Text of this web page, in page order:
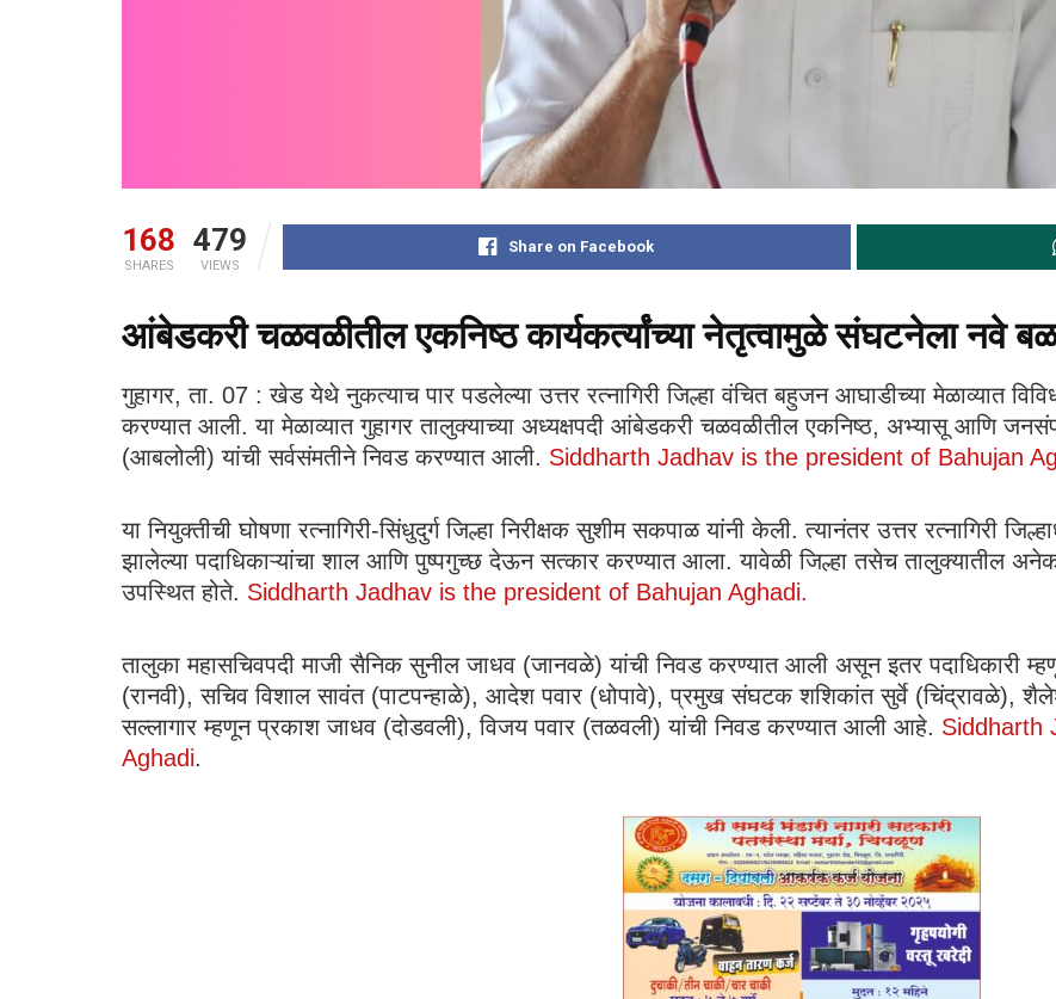
168
SHARES
479
VIEWS
Share on Facebook
आंबेडकरी चळवळीतील एकनिष्ठ कार्यकर्त्यांच्या नेतृत्वामुळे संघटनेला नवे बळ
गुहागर, ता. 07 : खेड येथे नुकत्याच पार पडलेल्या उत्तर रत्नागिरी जिल्हा वंचित बहुजन आघाडीच्या मेळाव्यात विविध
करण्यात आली. या मेळाव्यात गुहागर तालुक्याच्या अध्यक्षपदी आंबेडकरी चळवळीतील एकनिष्ठ, अभ्यासू आणि
(आबलोली) यांची सर्वसंमतीने निवड करण्यात आली. Siddharth Jadhav is the president of Bahujan
या नियुक्तीची घोषणा रत्नागिरी-सिंधुदुर्ग जिल्हा निरीक्षक सुशीम सकपाळ यांनी केली. त्यानंतर उत्तर रत्नागिरी
झालेल्या पदाधिकाऱ्यांचा शाल आणि पुष्पगुच्छ देऊन सत्कार करण्यात आला. यावेळी जिल्हा तसेच तालुक्यातील
उपस्थित होते. Siddharth Jadhav is the president of Bahujan Aghadi.
तालुका महासचिवपदी माजी सैनिक सुनील जाधव (जानवळे) यांची निवड करण्यात आली असून इतर पदाधिकारी
(रानवी), सचिव विशाल सावंत (पाटपन्हाळे), आदेश पवार (धोपावे), प्रमुख संघटक शशिकांत सुर्वे (चिंद्रावळे),
सल्लागार म्हणून प्रकाश जाधव (दोडवली), विजय पवार (तळवली) यांची निवड करण्यात आली आहे. Siddharth
Aghadi.